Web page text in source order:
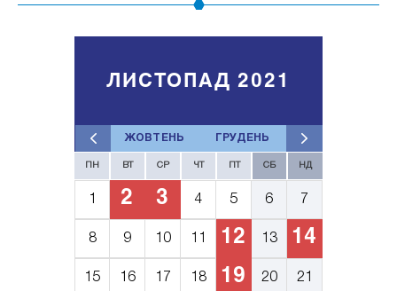
ЖОВТЕНЬ ГРУДЕНЬ
ЛИСТОПАД 2021
ПН ВТ СР ЧТ СБ НД
1 2 3 4 5 6 7
8 9 10 11 12 13 14
15 16 17 18 19 20 21